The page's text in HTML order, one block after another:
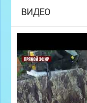
ВИДЕО